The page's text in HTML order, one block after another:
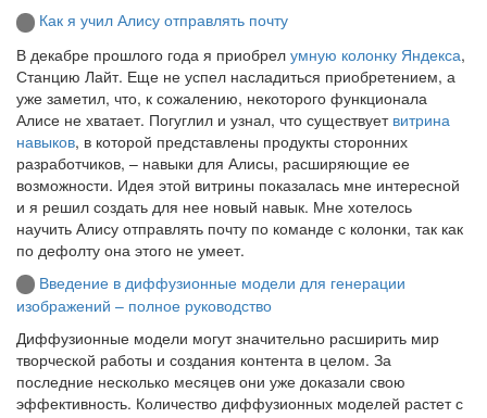
Как я учил Алису отправлять почту
В декабре прошлого года я приобрел умную колонку Яндекса,
Станцию Лайт. Еще не успел насладиться приобретением, а
уже заметил, что, к сожалению, некоторого функционала
Алисе не хватает. Погуглил и узнал, что существует витрина
навыков, в которой представлены продукты сторонних
разработчиков, – навыки для Алисы, расширяющие ее
возможности. Идея этой витрины показалась мне интересной
и я решил создать для нее новый навык. Мне хотелось
научить Алису отправлять почту по команде с колонки, так как
по дефолту она этого не умеет.
Введение в диффузионные модели для генерации
изображений – полное руководство
Диффузионные модели могут значительно расширить мир
творческой работы и создания контента в целом. За
последние несколько месяцев они уже доказали свою
эффективность. Количество диффузионных моделей растет с